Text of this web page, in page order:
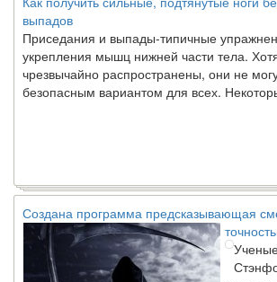
выпадов
Приседания и выпады-типичные
укрепления мышц нижней части тела.
чрезвычайно распространены, они не
безопасным вариантом для всех.